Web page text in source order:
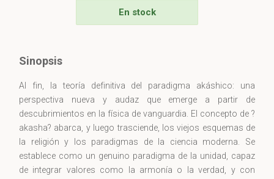
En stock
Sinopsis
Al fin, la teoría definitiva del paradigma akáshico: una
perspectiva nueva y audaz que emerge a partir de
descubrimientos en la física de vanguardia. El concepto de ?
akasha? abarca, y luego trasciende, los viejos esquemas de
la religión y los paradigmas de la ciencia moderna. Se
establece como un genuino paradigma de la unidad, capaz
de integrar valores como la armonía o la verdad, y con